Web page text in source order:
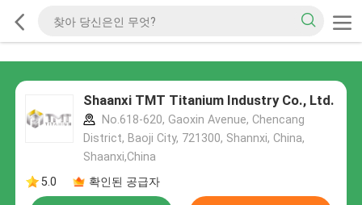
Shaanxi TMT Titanium Industry Co., Ltd.
No.618-620, Gaoxin Avenue, Chencang
District, Baoji City, 721300, Shannxi, China,
Shaanxi,China
5.0
확인된 공급자